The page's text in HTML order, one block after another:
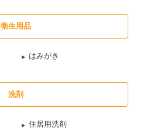
衛生用品
はみがき
洗剤
住居用洗剤